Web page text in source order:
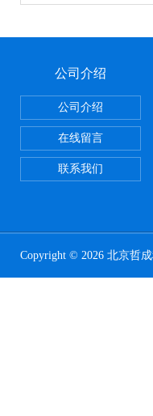
公司介绍
公司介绍
在线留言
联系我们
Copyright © 2026 北京哲